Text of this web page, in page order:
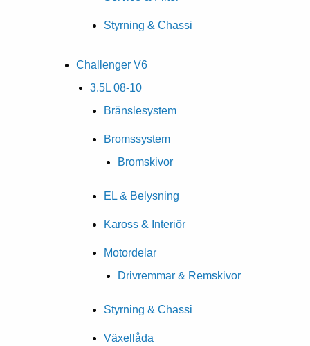
Styrning & Chassi
Challenger V6
3.5L 08-10
Bränslesystem
Bromssystem
Bromskivor
EL & Belysning
Kaross & Interiör
Motordelar
Drivremmar & Remskivor
Styrning & Chassi
Växellåda